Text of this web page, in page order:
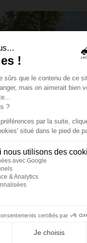
: un fourgon
à aucun